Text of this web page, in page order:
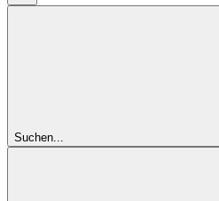
Suchen...